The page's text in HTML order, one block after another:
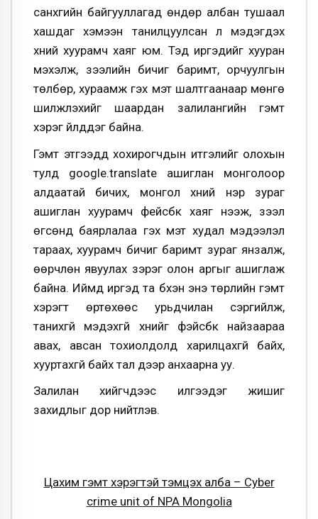
санхүүгийн байгууллагад өндөр албан тушаал
хашдаг хэмээн танилцуулсан үл мэдэгдэх
хүний хуурамч хаяг юм. Тэд иргэдийг хууран
мэхэлж, зээлийн бичиг баримт, орчуулгын
төлбөр, хураамж гэх мэт шалтгаанаар мөнгө
шилжүүлэхийг шаардан залилангийн гэмт
хэрэг үйлддэг байна.
Гэмт этгээдүүд хохирогчдын итгэлийг олохын
тулд google.translate ашиглан монголоор
алдаатай бичих, монгол хүний нэр зураг
ашиглан хуурамч фейсбүүк хаяг нээж, зээл
өгсөнд баярлалаа гэх мэт худал мэдээлэл
тараах, хуурамч бичиг баримт зураг янзалж,
өөрчлөн явуулах зэрэг олон аргыг ашиглаж
байна. Иймд иргэд та бүхэн энэ төрлийн гэмт
хэрэгт өртөхөөс урьдчилан сэргийлж,
танихгүй мэдэхгүй хүнийг фэйсбүүк найзаараа
авах, авсан тохиолдолд харилцахгүй байх,
хууртахгүй байх тал дээр анхаарна уу.
Залилан хийгчдээс илгээдэг жишиг
захидлыг дор нийтлэв.
Цахим гэмт хэрэгтэй тэмцэх алба – Cyber
crime unit of NPA Mongolia